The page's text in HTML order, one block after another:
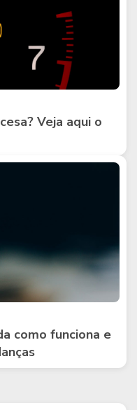
Veja aqui o
como funciona e